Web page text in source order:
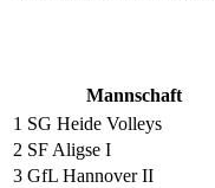
Mannschaft
1 SG Heide Volleys
2 SF Aligse I
3 GfL Hannover II